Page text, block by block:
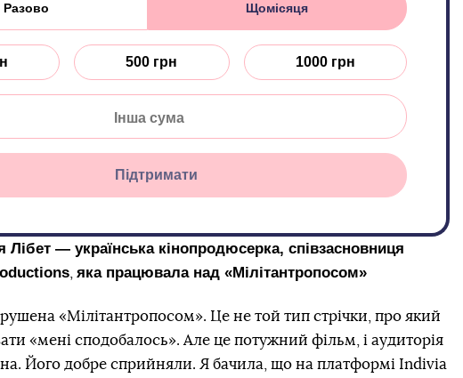
Разово Щомісяця
500 грн 1000 грн
Підтримати
Лібет — українська кінопродюсерка, співзасновниця
яка працювала над «Мілітантропосом»
«Мілітантропосом». Це не той тип стрічки, про який
«мені сподобалось». Але це потужний фільм, і аудиторія
Його добре сприйняли. Я бачила, що на платформі Indivia